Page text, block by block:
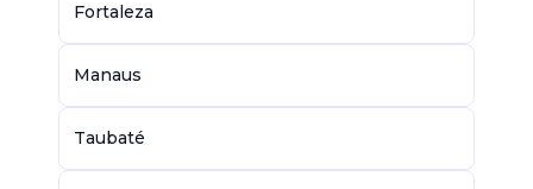
Fortaleza
Manaus
Taubaté